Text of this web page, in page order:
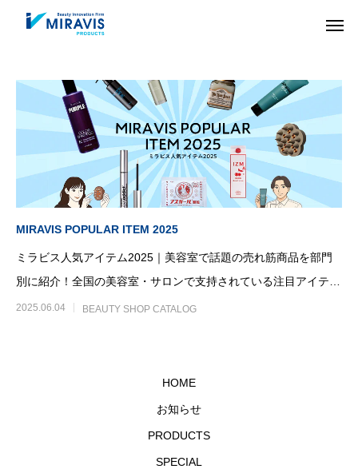
MIRAVIS POPULAR ITEM 2025
ミラビス人気アイテム2025｜美容室で話題の売れ筋商品を部門
別に紹介！全国の美容室・サロンで支持されている注目アイテム
を、ヘアケア・スタイリ
2025.06.04 BEAUTY SHOP CATALOG
HOME
お知らせ
PRODUCTS
SPECIAL